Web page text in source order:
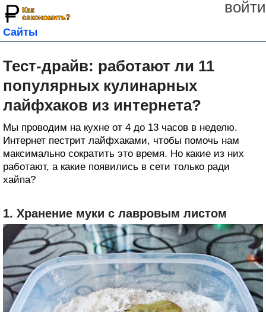
войти
Сайты
Тест-драйв: работают ли 11
популярных кулинарных
лайфхаков из интернета?
Мы проводим на кухне от 4 до 13 часов в неделю.
Интернет пестрит лайфхаками, чтобы помочь нам
максимально сократить это время. Но какие из них
работают, а какие появились в сети только ради
хайпа?
1. Хранение муки с лавровым листом